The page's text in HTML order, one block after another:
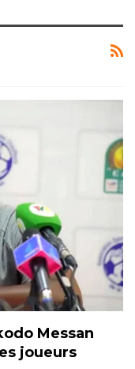
Messan
joueurs